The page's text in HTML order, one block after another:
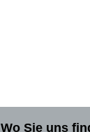
Wo Sie uns